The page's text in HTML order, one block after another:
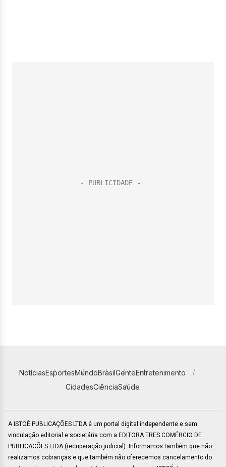
NotíciasEsportesMundoBrasilGenteEntretenimento
CidadesCiênciaSaúde
A ISTOÉ PUBLICAÇÕES LTDA é um portal digital independente e sem
vinculação editorial e societária com a EDITORA TRES COMÉRCIO DE
PUBLICACÕES LTDA (recuperação judicial). Informamos também que não
realizamos cobranças e que também não oferecemos cancelamento do